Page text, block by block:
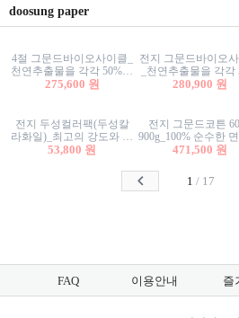
doosung paper
4절 그문드바이오사이클_
천연추출물을 각각 50%이
상 함유한 친환경그래픽
275,600 원
전지 그문드바이오
_천연추출물을 각각
이상 함유한 친환경
280,900 원
전지 두성컬러팩(두성칼
라화일)_최고의 강도와 평
활성을 지닌 다양한 컬러
53,800 원
전지 그문드코튼
900g_100% 순수한 면
로 만든 친환경프리
471,500 원
1 / 17
FAQ 이용안내 즐